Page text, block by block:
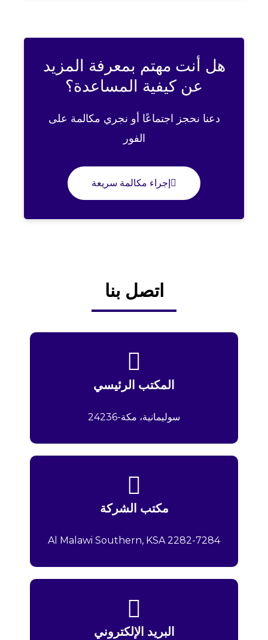
هل أنت مهتم بمعرفة المزيد
عن كيفية المساعدة؟
دعنا نحجز اجتماعًا أو نجري مكالمة على
الفور
إجراء مكالمة سريعة
اتصل بنا
المكتب الرئيسي
سوليمانية، مكة-24236
مكتب الشركة
2282-7284 Al Malawi Southern, KSA
البريد الإلكتروني